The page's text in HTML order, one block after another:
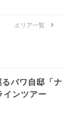
エリア一覧
バワ自邸「ナ
インツアー